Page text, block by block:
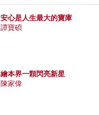
安心是人生最大的寶庫
譚寶碩
繪本界一顆閃亮新星
陳家偉